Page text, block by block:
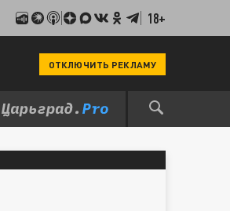
18+
ОТКЛЮЧИТЬ РЕКЛАМУ